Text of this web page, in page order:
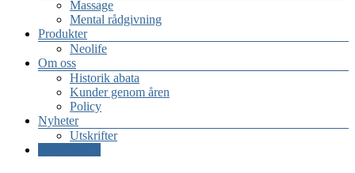
samarbetspartner
säkerhetssamordning
Massage
Mental rådgivning
Produkter
Neolife
Om oss
Historik abata
Kunder genom åren
Policy
Nyheter
Utskrifter